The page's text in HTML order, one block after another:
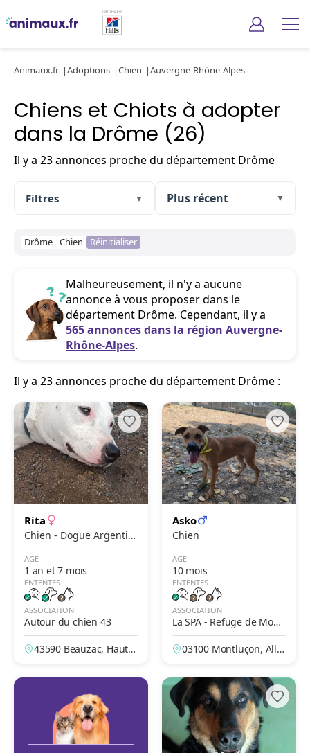
Animaux.fr Adoptions Chien Auvergne-Rhône-Alpes
Chiens et Chiots à adopter
dans la Drôme (26)
Il y a 23 annonces proche du département Drôme
Filtres ▼ ▼
Drôme Chien Réinitialiser
Malheureusement, il n'y a aucune
annonce à vous proposer dans le
département Drôme. Cependant, il y a
565 annonces dans la région Auvergne-
Rhône-Alpes.
Il y a 23 annonces proche du département Drôme :
Rita
Chien - Dogue Argentin
x Border Collie
AGE
1 an et 7 mois
ENTENTES
ASSOCIATION
Autour du chien 43
43590 Beauzac, Haute-
Asko
Chien
AGE
10 mois
ENTENTES
ASSOCIATION
La SPA - Refuge de Montl
uçon – La Loue
03100 Montluçon, Allie